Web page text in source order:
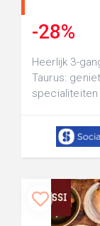
-28%
Heerlijk 3-
Taurus:
specialiteiten